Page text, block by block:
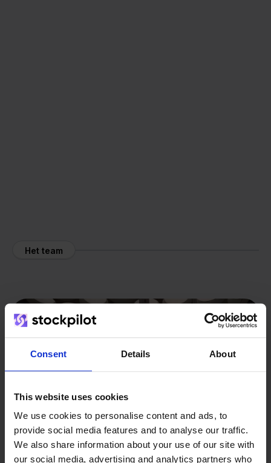
Consent Details About
This website uses cookies
We use cookies to personalise content and ads, to
provide social media features and to analyse our traffic.
We also share information about your use of our site with
our social media, advertising and analytics partners who
Het team